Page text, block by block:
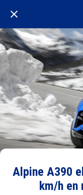
Alpine A390
km/h en